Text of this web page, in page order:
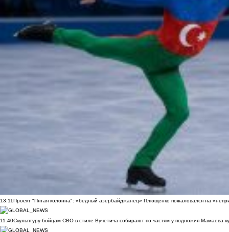
13:11Проект "Пятая колонна": «бедный азербайджанец» Плющенко пожаловался на
11:40Скульптуру бойцам СВО в стиле Вучетича собирают по частям у подножия Мамаева